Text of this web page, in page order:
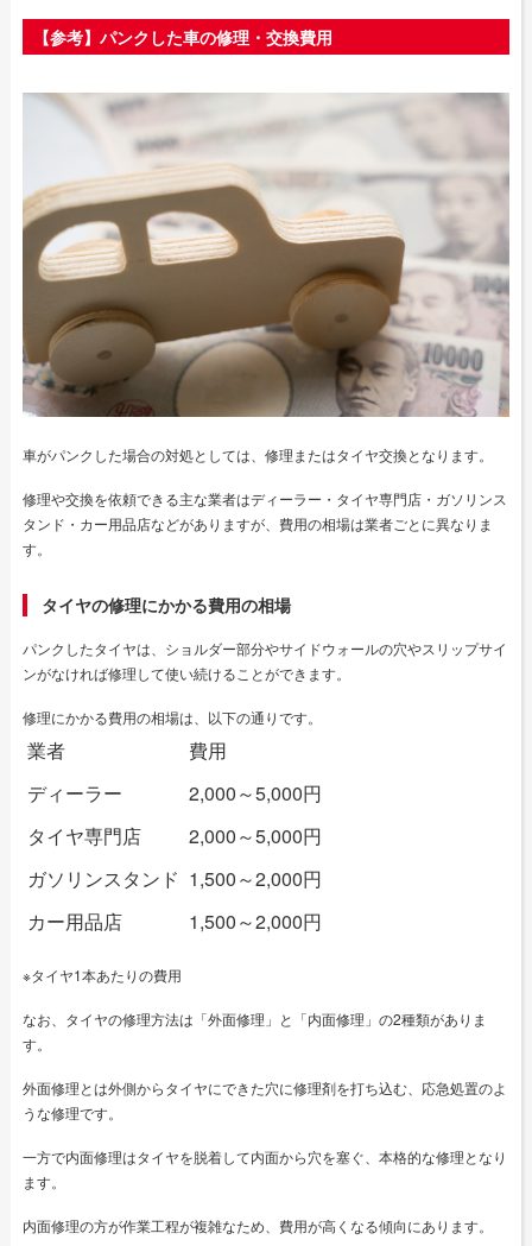
【参考】パンクした車の修理・交換費用
車がパンクした場合の対処としては、修理またはタイヤ交換となります。
修理や交換を依頼できる主な業者はディーラー・タイヤ専門店・ガソリンス
タンド・カー用品店などがありますが、費用の相場は業者ごとに異なりま
す。
タイヤの修理にかかる費用の相場
パンクしたタイヤは、ショルダー部分やサイドウォールの穴やスリップサイ
ンがなければ修理して使い続けることができます。
修理にかかる費用の相場は、以下の通りです。
業者
費用
ディーラー
2,000～5,000円
タイヤ専門店
2,000～5,000円
ガソリンスタンド 1,500～2,000円
カー用品店
1,500～2,000円
※タイヤ1本あたりの費用
なお、タイヤの修理方法は「外面修理」と「内面修理」の2種類がありま
す。
外面修理とは外側からタイヤにできた穴に修理剤を打ち込む、応急処置のよ
うな修理です。
一方で内面修理はタイヤを脱着して内面から穴を塞ぐ、本格的な修理となり
ます。
内面修理の方が作業工程が複雑なため、費用が高くなる傾向にあります。